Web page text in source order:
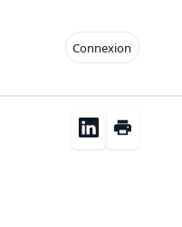
Connexion